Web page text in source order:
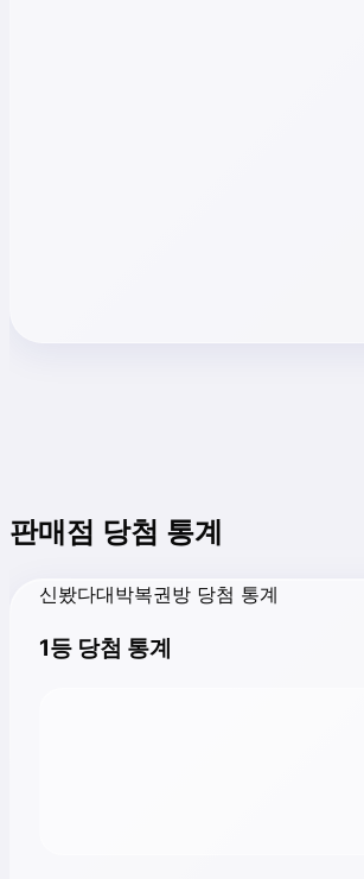
판매점 당첨 통계
신봤다대박복권방 당첨 통계
1등 당첨 통계